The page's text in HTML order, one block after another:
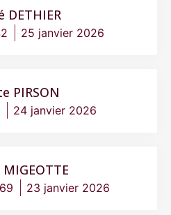
DETHIER
25 janvier 2026
PIRSON
24 janvier 2026
MIGEOTTE
23 janvier 2026